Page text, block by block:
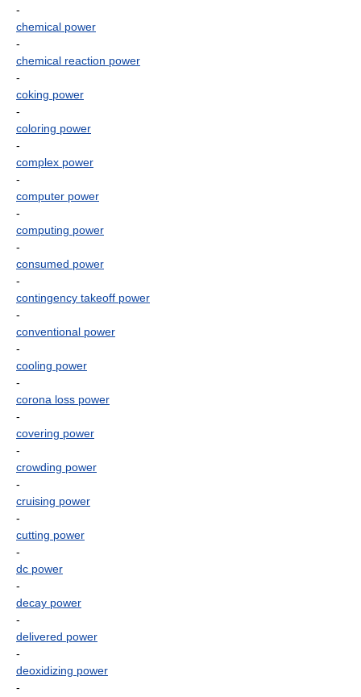
-
chemical power
-
chemical reaction power
-
coking power
-
coloring power
-
complex power
-
computer power
-
computing power
-
consumed power
-
contingency takeoff power
-
conventional power
-
cooling power
-
corona loss power
-
covering power
-
crowding power
-
cruising power
-
cutting power
-
dc power
-
decay power
-
delivered power
-
deoxidizing power
-